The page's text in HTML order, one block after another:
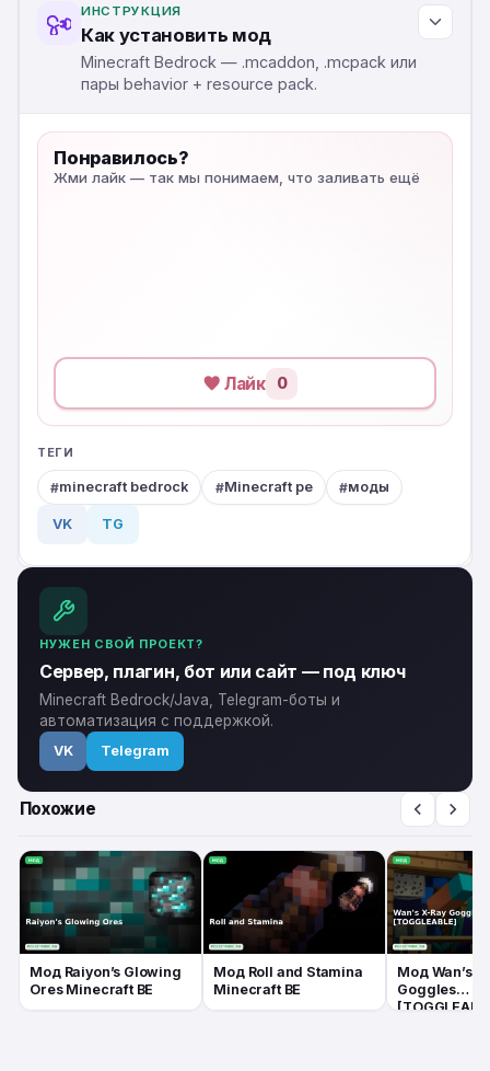
ИНСТРУКЦИЯ
Как установить мод
Minecraft Bedrock — .mcaddon, .mcpack или
пары behavior + resource pack.
Понравилось?
Жми лайк — так мы понимаем, что заливать ещё
Лайк 0
ТЕГИ
minecraft bedrock Minecraft pe моды
VK TG
НУЖЕН СВОЙ ПРОЕКТ?
Сервер, плагин, бот или сайт — под ключ
Minecraft Bedrock/Java, Telegram-боты и
автоматизация с поддержкой.
VK Telegram
Похожие
Мод Raiyon’s Glowing
Ores Minecraft BE
Мод Roll and Stamina
Minecraft BE
Мод Wan’s
Goggles